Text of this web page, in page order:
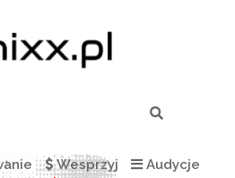
Wesprzyj Audycje